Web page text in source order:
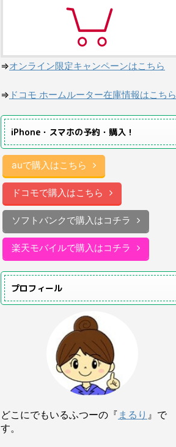
⇒オンライン限定キャンペーンはこちら
⇒ ドコモ ホームルーター在庫情報はこちら
iPhone・スマホの予約・購入！
auで購入はこちら
ドコモで購入はこちら
ソフトバンクで購入はコチラ
楽天モバイルで購入はコチラ
プロフィール
どこにでもいるふつーの『 まるり 』で
す。